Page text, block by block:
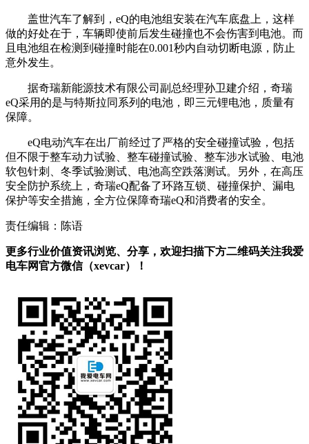
盖世汽车了解到，eQ的电池组安装在汽车底盘上，这样
做的好处在于，车辆即使前后发生碰撞也不会伤害到电池。而
且电池组在检测到碰撞时能在0.001秒内自动切断电源，防止
意外发生。
据奇瑞新能源技术有限公司副总经理孙卫建介绍，奇瑞
eQ采用的是与特斯拉同系列的电池，即三元锂电池，质量有
保障。
eQ电动汽车在出厂前经过了严格的安全碰撞试验，包括
但不限于整车动力试验、整车碰撞试验、整车涉水试验、电池
软包针刺、冬季试验测试、电池高空跌落测试。另外，在高压
安全防护系统上，奇瑞eQ配备了环路互锁、碰撞保护、漏电
保护等安全措施，全方位保障奇瑞eQ和消费者的安全。
责任编辑：陈语
更多行业价值资讯浏览、分享，欢迎扫描下方二维码关注我爱
电车网官方微信（xevcar）！